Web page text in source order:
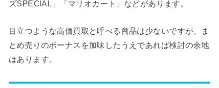
ズSPECIAL」「マリオカート」などがあります。
目立つような高価買取と呼べる商品は少ないですが、ま
とめ売りのボーナスを加味したうえであれば検討の余地
はあります。